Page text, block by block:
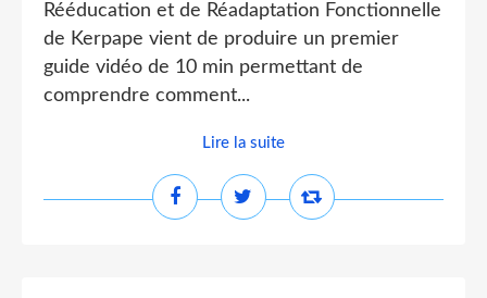
Rééducation et de Réadaptation Fonctionnelle
de Kerpape vient de produire un premier
guide vidéo de 10 min permettant de
comprendre comment...
Lire la suite